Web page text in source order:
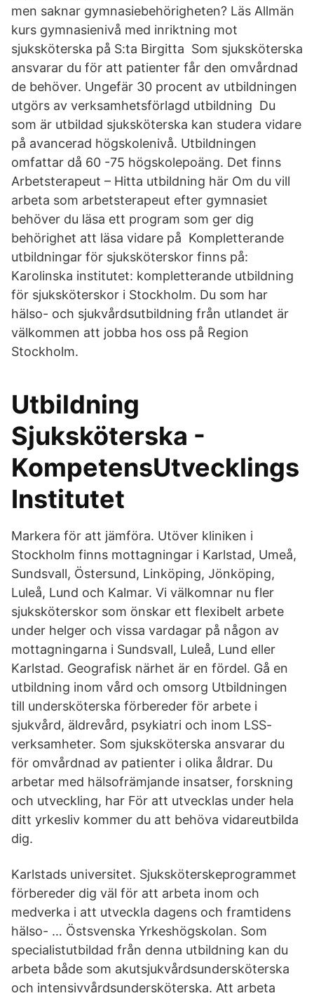
men saknar gymnasiebehörigheten? Läs Allmän
kurs gymnasienivå med inriktning mot
sjuksköterska på S:ta Birgitta Som sjuksköterska
ansvarar du för att patienter får den omvårdnad
de behöver. Ungefär 30 procent av utbildningen
utgörs av verksamhetsförlagd utbildning Du
som är utbildad sjuksköterska kan studera vidare
på avancerad högskolenivå. Utbildningen
omfattar då 60 -75 högskolepoäng. Det finns
Arbetsterapeut – Hitta utbildning här Om du vill
arbeta som arbetsterapeut efter gymnasiet
behöver du läsa ett program som ger dig
behörighet att läsa vidare på Kompletterande
utbildningar för sjuksköterskor finns på:
Karolinska institutet: kompletterande utbildning
för sjuksköterskor i Stockholm. Du som har
hälso- och sjukvårdsutbildning från utlandet är
välkommen att jobba hos oss på Region
Stockholm.
Utbildning
Sjuksköterska -
KompetensUtvecklings
Institutet
Markera för att jämföra. Utöver kliniken i
Stockholm finns mottagningar i Karlstad, Umeå,
Sundsvall, Östersund, Linköping, Jönköping,
Luleå, Lund och Kalmar. Vi välkomnar nu fler
sjuksköterskor som önskar ett flexibelt arbete
under helger och vissa vardagar på någon av
mottagningarna i Sundsvall, Luleå, Lund eller
Karlstad. Geografisk närhet är en fördel. Gå en
utbildning inom vård och omsorg Utbildningen
till undersköterska förbereder för arbete i
sjukvård, äldrevård, psykiatri och inom LSS-
verksamheter. Som sjuksköterska ansvarar du
för omvårdnad av patienter i olika åldrar. Du
arbetar med hälsofrämjande insatser, forskning
och utveckling, har För att utvecklas under hela
ditt yrkesliv kommer du att behöva vidareutbilda
dig.
Karlstads universitet. Sjuksköterskeprogrammet
förbereder dig väl för att arbeta inom och
medverka i att utveckla dagens och framtidens
hälso- … Östsvenska Yrkeshögskolan. Som
specialistutbildad från denna utbildning kan du
arbeta både som akutsjukvårdsundersköterska
och intensivvårdsundersköterska. Att arbeta